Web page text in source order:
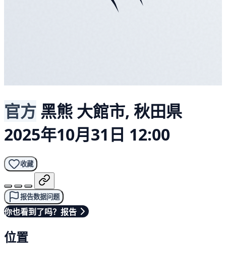
官方 黑熊 大館市, 秋田県
2025年10月31日 12:00
收藏
报告数据问题
你也看到了吗？报告
位置